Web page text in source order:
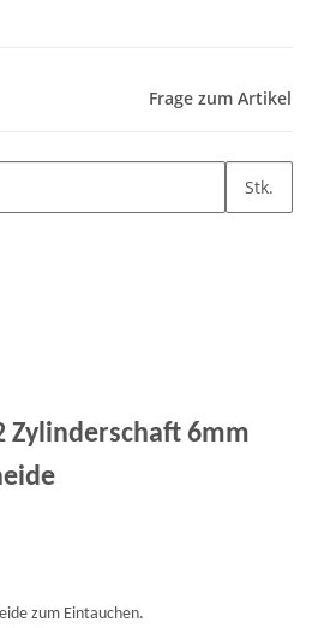
Frage zum Artikel
Stk.
Zylinderschaft 6mm
zum Eintauchen.